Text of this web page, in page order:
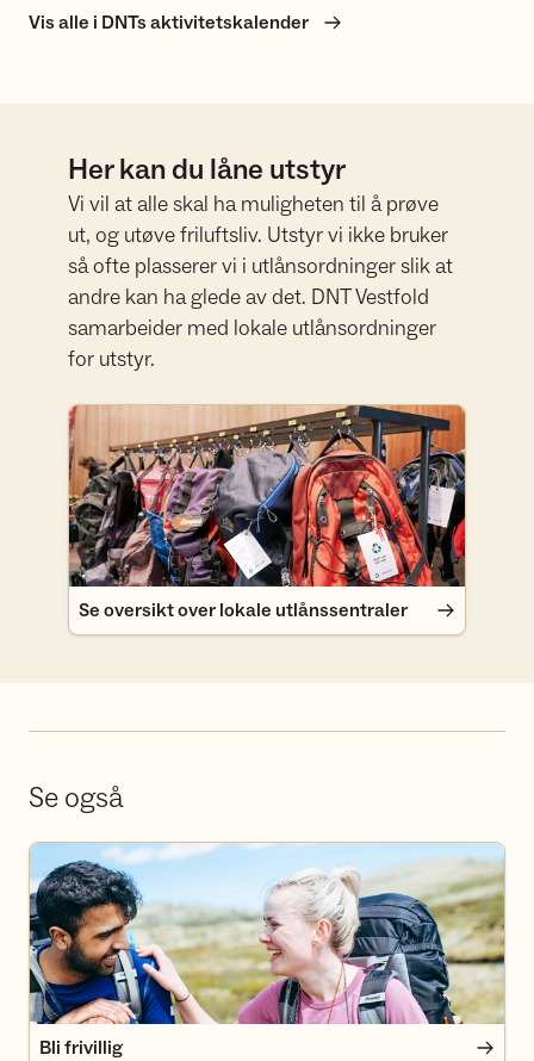
Vis alle i DNTs aktivitetskalender
Her kan du låne utstyr
Vi vil at alle skal ha muligheten til å prøve
ut, og utøve friluftsliv. Utstyr vi ikke bruker
så ofte plasserer vi i utlånsordninger slik at
andre kan ha glede av det. DNT Vestfold
samarbeider med lokale utlånsordninger
for utstyr.
Se oversikt over lokale utlånssentraler
Se oversikt over lokale utlånssentraler
Se også
Bli frivillig
Bli frivillig